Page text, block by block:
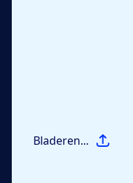
Bladeren...